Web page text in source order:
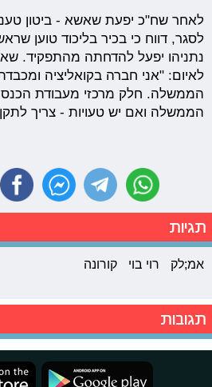
לאחר שח"כ יפעת שאשא - ביטון
לסגר, דווח כי בכיר בליכוד טוען
נתניהו יפעל להדחתה מהתפקיד.
לאיום: "אני חברה בקואליציה
הממשלה. חלק מרכזי מעבודת
הממשלה ואם יש טעויות - צריך
תגיות
אמ;לק רוי בוי קורונה
תגובות